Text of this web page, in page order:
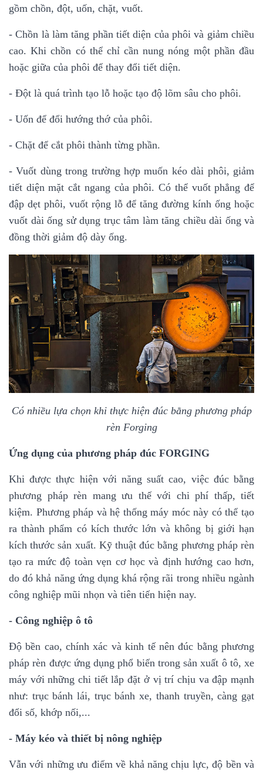
gồm chồn, đột, uốn, chặt, vuốt.
- Chồn là làm tăng phần tiết diện của phôi và giảm chiều
cao. Khi chồn có thể chỉ cần nung nóng một phần đầu
hoặc giữa của phôi để thay đổi tiết diện.
- Đột là quá trình tạo lỗ hoặc tạo độ lõm sâu cho phôi.
- Uốn để đổi hướng thớ của phôi.
- Chặt để cắt phôi thành từng phần.
- Vuốt dùng trong trường hợp muốn kéo dài phôi, giảm
tiết diện mặt cắt ngang của phôi. Có thể vuốt phẳng để
đập dẹt phôi, vuốt rộng lỗ để tăng đường kính ống hoặc
vuốt dài ống sử dụng trục tâm làm tăng chiều dài ống và
đồng thời giảm độ dày ống.
Có nhiều lựa chọn khi thực hiện đúc bằng phương pháp
rèn Forging
Ứng dụng của phương pháp đúc FORGING
Khi được thực hiện với năng suất cao, việc đúc bằng
phương pháp rèn mang ưu thế với chi phí thấp, tiết
kiệm. Phương pháp và hệ thống máy móc này có thể tạo
ra thành phẩm có kích thước lớn và không bị giới hạn
kích thước sản xuất. Kỹ thuật đúc bằng phương pháp rèn
tạo ra mức độ toàn vẹn cơ học và định hướng cao hơn,
do đó khả năng ứng dụng khá rộng rãi trong nhiều ngành
công nghiệp mũi nhọn và tiên tiến hiện nay.
- Công nghiệp ô tô
Độ bền cao, chính xác và kinh tế nên đúc bằng phương
pháp rèn được ứng dụng phổ biến trong sản xuất ô tô, xe
máy với những chi tiết lắp đặt ở vị trí chịu va đập mạnh
như: trục bánh lái, trục bánh xe, thanh truyền, càng gạt
đổi số, khớp nối,...
- Máy kéo và thiết bị nông nghiệp
Vẫn với những ưu điểm về khả năng chịu lực, độ bền và